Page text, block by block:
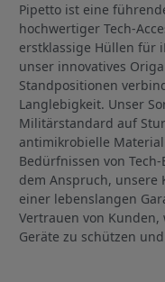
Pipetto ist eine
hochwertiger Tech-
erstklassige Hüllen für
unser innovatives
Standpositionen
Langlebigkeit. Unser
Militärstandard auf
antimikrobielle
Bedürfnissen von
dem Anspruch,
einer lebenslangen
Vertrauen von
Geräte zu schützen